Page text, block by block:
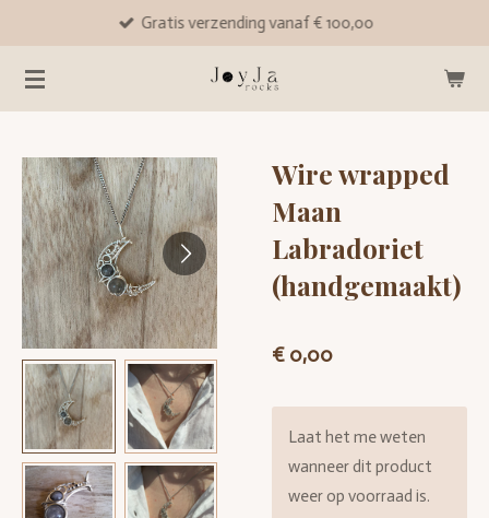
naar
de
Gratis verzending vanaf € 100,00
Wire wrapped
Maan
Labradoriet
(handgemaakt)
€ 0,00
Laat het me weten
wanneer dit product
weer op voorraad is.